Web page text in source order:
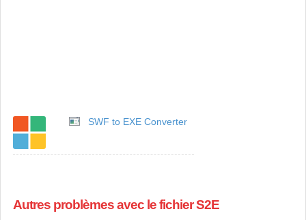
SWF to EXE Converter
Autres problèmes avec le fichier S2E